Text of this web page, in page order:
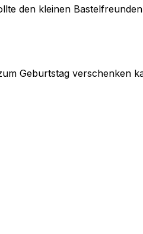
den kleinen
Geburtstag verschenken